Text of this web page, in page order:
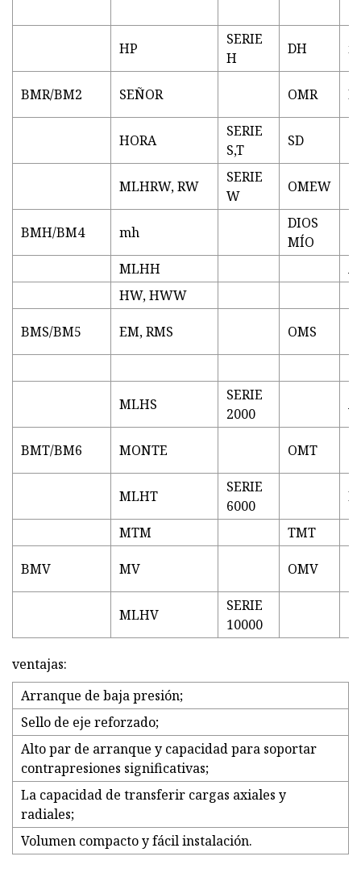
HP
SERIE
H
DH
BMR/BM2 SEÑOR OMR
HORA
SERIE
S,T
SD
MLHRW, RW
SERIE
W
OMEW
BMH/BM4 mh
DIOS
MÍO
MLHH
A
HW, HWW
BMS/BM5 EM, RMS OMS
MLHS
SERIE
2000
A
BMT/BM6 MONTE OMT
MLHT
SERIE
6000
MTM TMT
BMV MV OMV
MLHV
SERIE
10000
ventajas:
Arranque de baja presión;
Sello de eje reforzado;
Alto par de arranque y capacidad para soportar
contrapresiones significativas;
La capacidad de transferir cargas axiales y
radiales;
Volumen compacto y fácil instalación.